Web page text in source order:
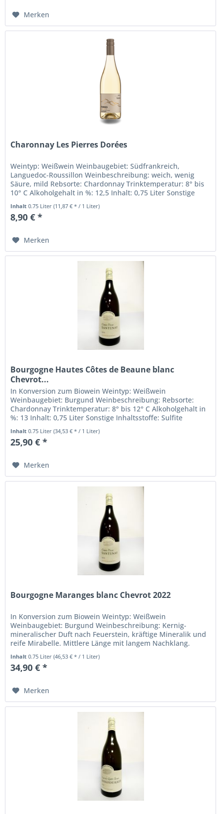
Merken
Charonnay Les Pierres Dorées
Weintyp: Weißwein Weinbaugebiet: Südfrankreich,
Languedoc-Roussillon Weinbeschreibung: weich, wenig
Säure, mild Rebsorte: Chardonnay Trinktemperatur: 8° bis
10° C Alkoholgehalt in %: 12,5 Inhalt: 0,75 Liter Sonstige
Inhalt0.75 Liter(11,87 € * / 1 Liter)
8,90 € *
Merken
Bourgogne Hautes Côtes de Beaune blanc
Chevrot...
In Konversion zum Biowein Weintyp: Weißwein
Weinbaugebiet: Burgund Weinbeschreibung: Rebsorte:
Chardonnay Trinktemperatur: 8° bis 12° C Alkoholgehalt in
%: 13 Inhalt: 0,75 Liter Sonstige Inhaltsstoffe: Sulfite
Weingut: Domaine Chevrot...
Inhalt0.75 Liter(34,53 € * / 1 Liter)
25,90 € *
Merken
Bourgogne Maranges blanc Chevrot 2022
In Konversion zum Biowein Weintyp: Weißwein
Weinbaugebiet: Burgund Weinbeschreibung: Kernig-
mineralischer Duft nach Feuerstein, kräftige Mineralik und
reife Mirabelle. Mittlere Länge mit langem Nachklang.
Schon jetzt sehr präsent und des...
Inhalt0.75 Liter(46,53 € * / 1 Liter)
34,90 € *
Merken